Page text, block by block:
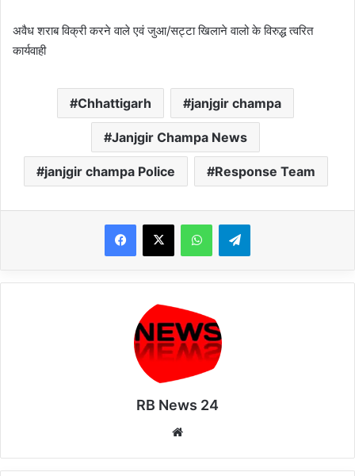
अवैध शराब विक्री करने वाले एवं जुआ/सट्टा खिलाने वालो के विरुद्ध त्वरित
कार्यवाही
Chhattigarh janjgir champa
Janjgir Champa News
janjgir champa Police Response Team
WhatsAppTelegram
RB News 24